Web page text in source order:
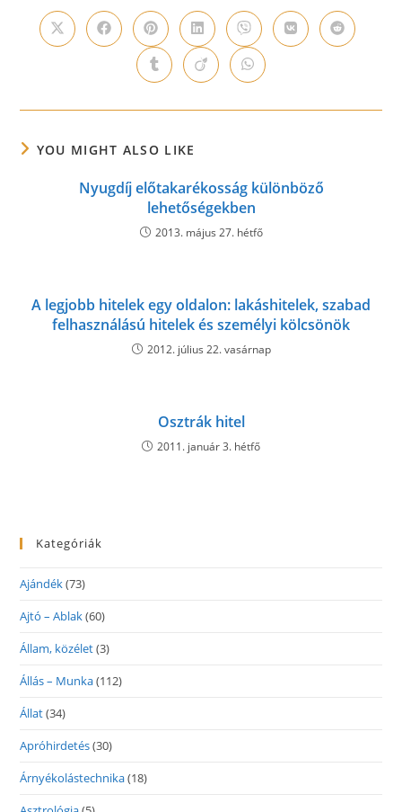
CONTENT
Opens
in
Opens
in
window
Opens
in
a
new
window
Opens
in
a
new
window
Opens
in
a
new
window
Opens
in
Opens
in
Opens
in
new
Opens
in
new
Opens
in
new
YOU MIGHT ALSO LIKE
Nyugdíj előtakarékosság különböző
lehetőségekben
2013. május 27. hétfő
A legjobb hitelek egy oldalon: lakáshitelek, szabad
felhasználású hitelek és személyi kölcsönök
2012. július 22. vasárnap
Osztrák hitel
2011. január 3. hétfő
Kategóriák
Ajándék(73)
Ajtó – Ablak(60)
Állam, közélet(3)
Állás – Munka(112)
Állat(34)
Apróhirdetés(30)
Árnyékolástechnika(18)